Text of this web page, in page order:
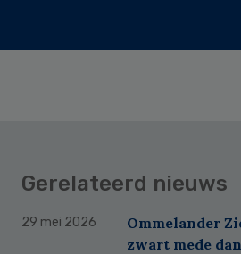
Gerelateerd nieuws
29 mei 2026
Ommelander
zwart mede